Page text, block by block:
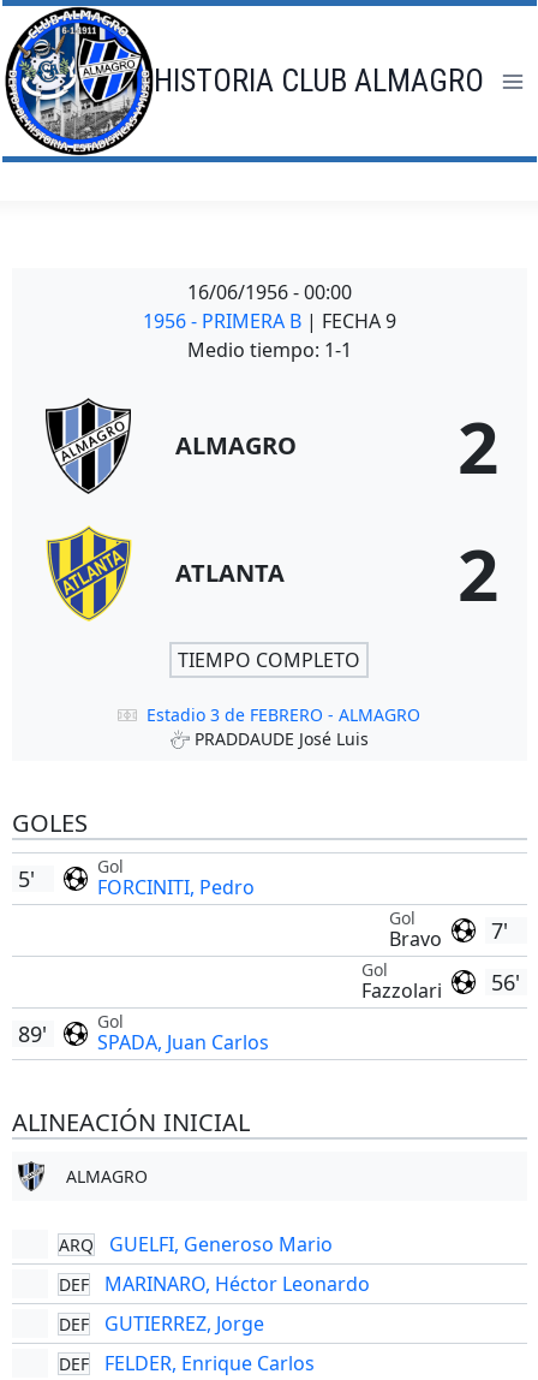
Saltar
al
contenido
HISTORIA CLUB ALMAGRO
16/06/1956 - 00:00
1956 - PRIMERA B | FECHA 9
Medio tiempo: 1-1
ALMAGRO 2
ATLANTA 2
TIEMPO COMPLETO
Estadio 3 de FEBRERO - ALMAGRO
PRADDAUDE José Luis
GOLES
Gol
FORCINITI, Pedro
5'
7'
Gol
Bravo
56'
Gol
Fazzolari
Gol
SPADA, Juan Carlos
89'
ALINEACIÓN INICIAL
ALMAGRO
ARQ GUELFI, Generoso Mario
DEF MARINARO, Héctor Leonardo
DEF GUTIERREZ, Jorge
DEF FELDER, Enrique Carlos